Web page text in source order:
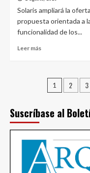
máximo:
el
costo
empresas
reducir
Solaris ampliará la
propuesta orientada a
funcionalidad de los...
Leer más
Santa
Maria
US$21.5
en
Solaris,
su
primer
proyecto
1 2 3
Suscríbase al